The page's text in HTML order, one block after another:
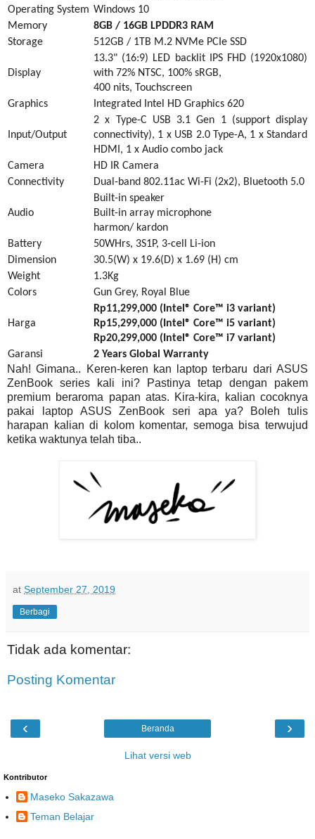
Operating System Windows 10
Memory
8GB / 16GB LPDDR3 RAM
Storage
512GB / 1TB M.2 NVMe PCIe SSD
Display
13.3" (16:9) LED backlitIPSFHD (1920x1080)
with 72% NTSC, 100% sRGB,
400 nits, Touchscreen
Graphics
Integrated Intel HD Graphics 620
Input/Output
2 x Type-C USB 3.1 Gen 1 (support display
connectivity), 1 x USB 2.0 Type-A, 1 x Standard
HDMI, 1 x Audio combo jack
Camera
HD IR Camera
Connectivity
Dual-band 802.11ac Wi-Fi (2x2), Bluetooth 5.0
Audio
Built-in speaker
Built-in array microphone
harmon/ kardon
Battery
50WHrs, 3S1P, 3-cell Li-ion
Dimension
30.5(W) x 19.6(D) x 1.69 (H) cm
Weight
1.3Kg
Colors
Gun Grey, Royal Blue
Harga
Rp11,299,000 (Intel® Core™ i3 variant)
Rp15,299,000 (Intel® Core™ i5 variant)
Rp20,299,000 (Intel® Core™ i7 variant)
Garansi
2 Years Global Warranty
Nah! Gimana.. Keren-keren kan laptop terbaru dari ASUS
ZenBook series kali ini? Pastinya tetap dengan pakem
premium beraroma papan atas. Kira-kira, kalian cocoknya
pakai laptop ASUS ZenBook seri apa ya? Boleh tulis
harapan kalian di kolom komentar, semoga bisa terwujud
ketika waktunya telah tiba..
at September 27, 2019
Berbagi
Tidak ada komentar:
Posting Komentar
‹ ›
Beranda
Lihat versi web
Kontributor
Maseko Sakazawa
Teman Belajar